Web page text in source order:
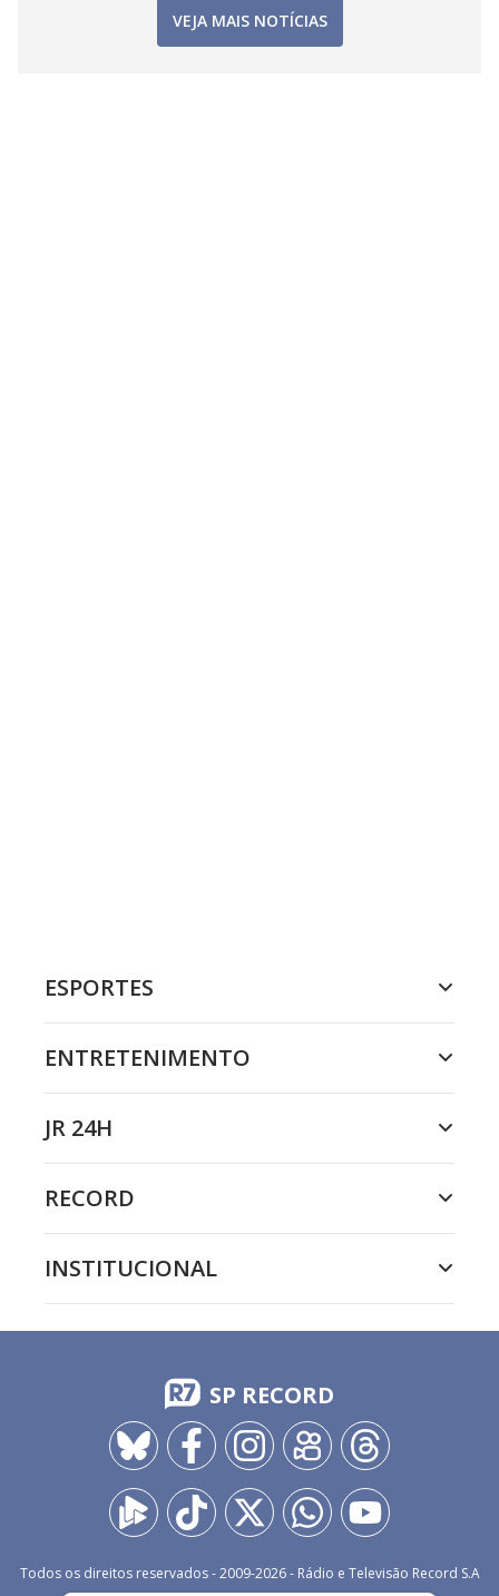
VEJA MAIS NOTÍCIAS
ESPORTES
ENTRETENIMENTO
JR 24H
RECORD
INSTITUCIONAL
SP RECORD
Todos os direitos reservados - 2009-2026- Rádio e Televisão Record S.A